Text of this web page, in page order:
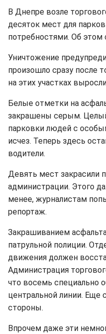
В Днепре возле
десяток мест для
потребностями. Об этом
Уничтожение
произошло сразу после
на этих участках
Белые отметки на
закрашены серым.
парковки людей с
исчез. Теперь здесь
водители.
Девять мест закрасили
администрации. Этого
менее, журналистам
репортаж.
Закрашиванием
патрульной полиции.
движения должен
Администрация
что восемь специально
центральной линии. Еще
стороны.
Впрочем даже эти